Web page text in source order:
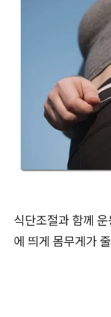
식단조절과 함께
에 띄게 몸무게가